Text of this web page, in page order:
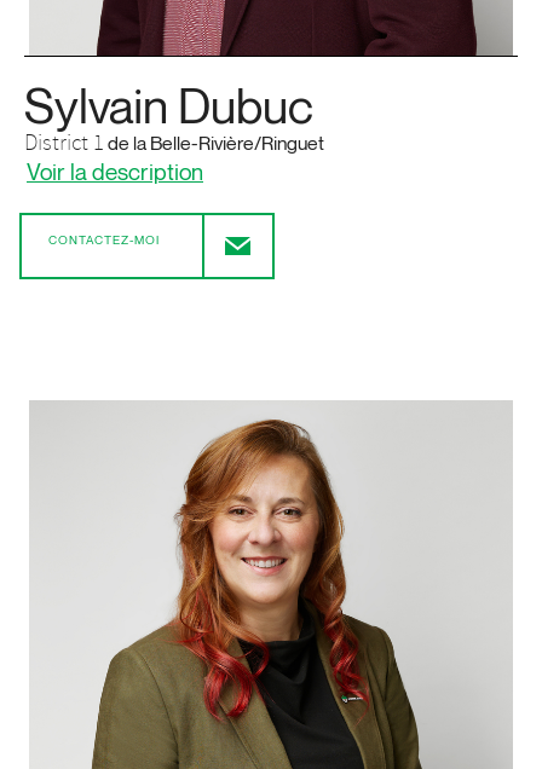
Sylvain Dubuc
District 1 de la Belle-Rivière/Ringuet
Voir la description
CONTACTEZ-MOI